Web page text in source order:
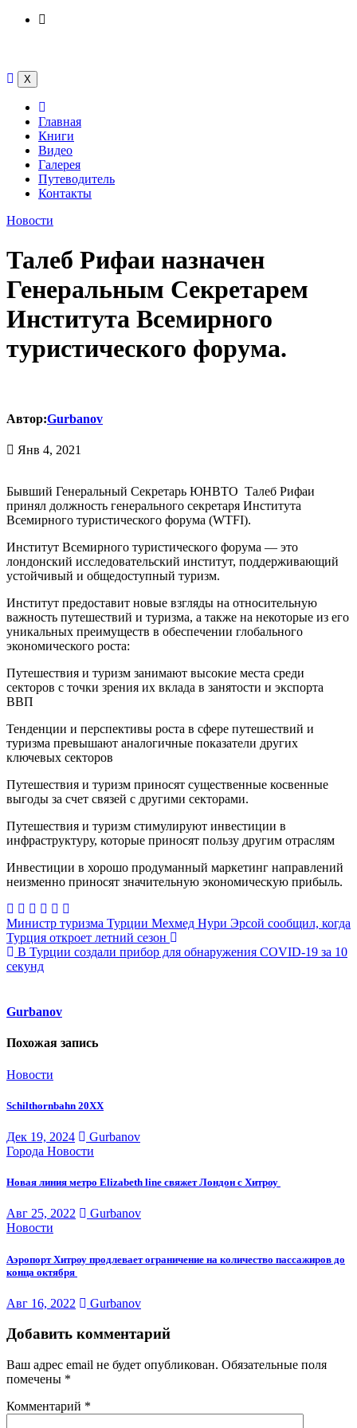
Перейти
X
Главная
Книги
Видео
Галерея
Путеводитель
Контакты
Новости
Талеб Рифаи назначен
Генеральным Секретарем
Института Всемирного
туристического форума.
Автор:Gurbanov
Янв 4, 2021
Бывший Генеральный Секретарь ЮНВТО Талеб Рифаи
принял должность генерального секретаря Института
Всемирного туристического форума (WTFI).
Институт Всемирного туристического форума — это
лондонский исследовательский институт, поддерживающий
устойчивый и общедоступный туризм.
Институт предоставит новые взгляды на относительную
важность путешествий и туризма, а также на некоторые из его
уникальных преимуществ в обеспечении глобального
экономического роста:
Путешествия и туризм занимают высокие места среди
секторов с точки зрения их вклада в занятости и экспорта
ВВП
Тенденции и перспективы роста в сфере путешествий и
туризма превышают аналогичные показатели других
ключевых секторов
Путешествия и туризм приносят существенные косвенные
выгоды за счет связей с другими секторами.
Путешествия и туризм стимулируют инвестиции в
инфраструктуру, которые приносят пользу другим отраслям
Инвестиции в хорошо продуманный маркетинг направлений
неизменно приносят значительную экономическую прибыль.
Навигация
по
записям
Министр туризма Турции Мехмед Нури Эрсой сообщил, когда
Турция откроет летний сезон
В Турции создали прибор для обнаружения COVID-19 за 10
секунд
Gurbanov
Похожая запись
Новости
Schilthornbahn 20XX
Дек 19, 2024
Gurbanov
Города Новости
Новая линия метро Elizabeth line свяжет Лондон с Хитроу
Авг 25, 2022
Gurbanov
Новости
Аэропорт Хитроу продлевает ограничение на количество пассажиров до
конца октября
Авг 16, 2022 Gurbanov
Добавить комментарий
Ваш адрес email не будет опубликован. Обязательные поля
помечены *
Комментарий *